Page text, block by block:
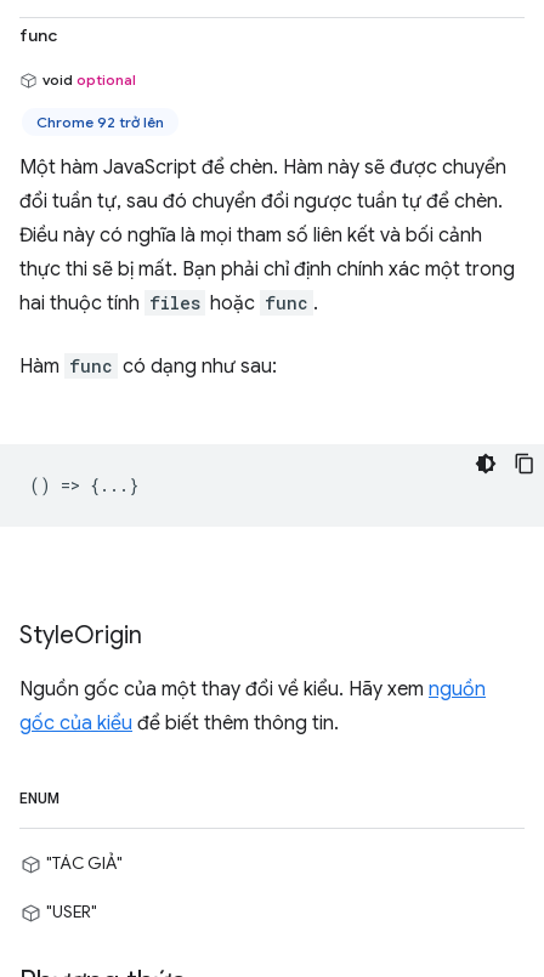
func
void optional
Chrome 92 trở lên
Một hàm JavaScript để chèn. Hàm này sẽ được chuyển
đổi tuần tự, sau đó chuyển đổi ngược tuần tự để chèn.
Điều này có nghĩa là mọi tham số liên kết và bối cảnh
thực thi sẽ bị mất. Bạn phải chỉ định chính xác một trong
hai thuộc tính files hoặc func .
Hàm func có dạng như sau:
() => {...}
StyleOrigin
Nguồn gốc của một thay đổi về kiểu. Hãy xem nguồn
gốc của kiểu để biết thêm thông tin.
ENUM
"TÁC GIẢ"
"USER"